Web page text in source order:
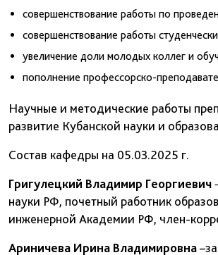
совершенствование работы по
совершенствование работы
увеличение доли молодых коллег и
пополнение профессорско-
Научные и методические работы
развитие Кубанской науки и
Состав кафедры на 05.03.2025 г.
Григулецкий Владимир Георгиевич
науки РФ, почетный работник
инженерной Академии РФ, член-
Ариничева Ирина Владимировна